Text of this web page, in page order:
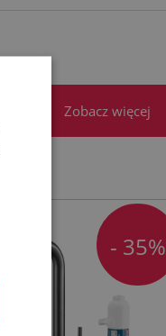
Zobacz więcej
- 35%